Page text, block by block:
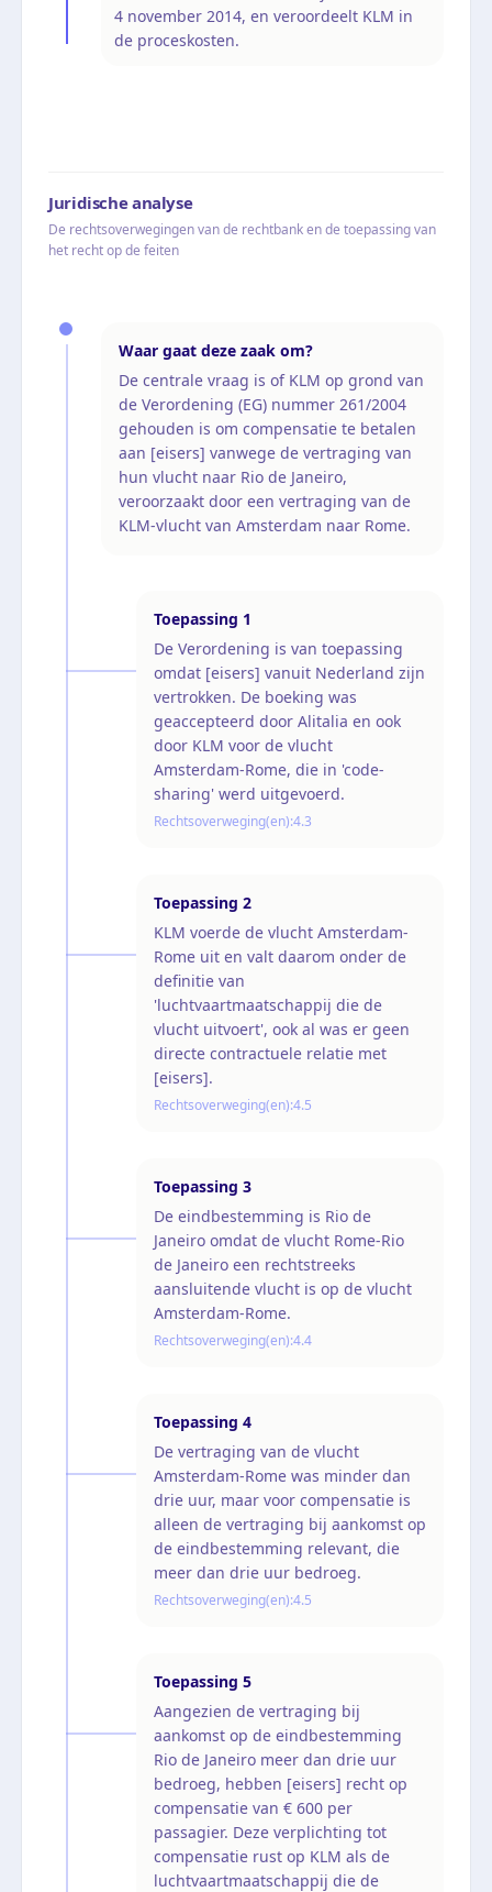
4 november 2014, en veroordeelt KLM in
de proceskosten.
Juridische analyse
De rechtsoverwegingen van de rechtbank en de toepassing van
het recht op de feiten
Waar gaat deze zaak om?
De centrale vraag is of KLM op grond van
de Verordening (EG) nummer 261/2004
gehouden is om compensatie te betalen
aan [eisers] vanwege de vertraging van
hun vlucht naar Rio de Janeiro,
veroorzaakt door een vertraging van de
KLM-vlucht van Amsterdam naar Rome.
Toepassing 1
De Verordening is van toepassing
omdat [eisers] vanuit Nederland zijn
vertrokken. De boeking was
geaccepteerd door Alitalia en ook
door KLM voor de vlucht
Amsterdam-Rome, die in 'code-
sharing' werd uitgevoerd.
Rechtsoverweging(en):4.3
Toepassing 2
KLM voerde de vlucht Amsterdam-
Rome uit en valt daarom onder de
definitie van
'luchtvaartmaatschappij die de
vlucht uitvoert', ook al was er geen
directe contractuele relatie met
[eisers].
Rechtsoverweging(en):4.5
Toepassing 3
De eindbestemming is Rio de
Janeiro omdat de vlucht Rome-Rio
de Janeiro een rechtstreeks
aansluitende vlucht is op de vlucht
Amsterdam-Rome.
Rechtsoverweging(en):4.4
Toepassing 4
De vertraging van de vlucht
Amsterdam-Rome was minder dan
drie uur, maar voor compensatie is
alleen de vertraging bij aankomst op
de eindbestemming relevant, die
meer dan drie uur bedroeg.
Rechtsoverweging(en):4.5
Toepassing 5
Aangezien de vertraging bij
aankomst op de eindbestemming
Rio de Janeiro meer dan drie uur
bedroeg, hebben [eisers] recht op
compensatie van € 600 per
passagier. Deze verplichting tot
compensatie rust op KLM als de
luchtvaartmaatschappij die de